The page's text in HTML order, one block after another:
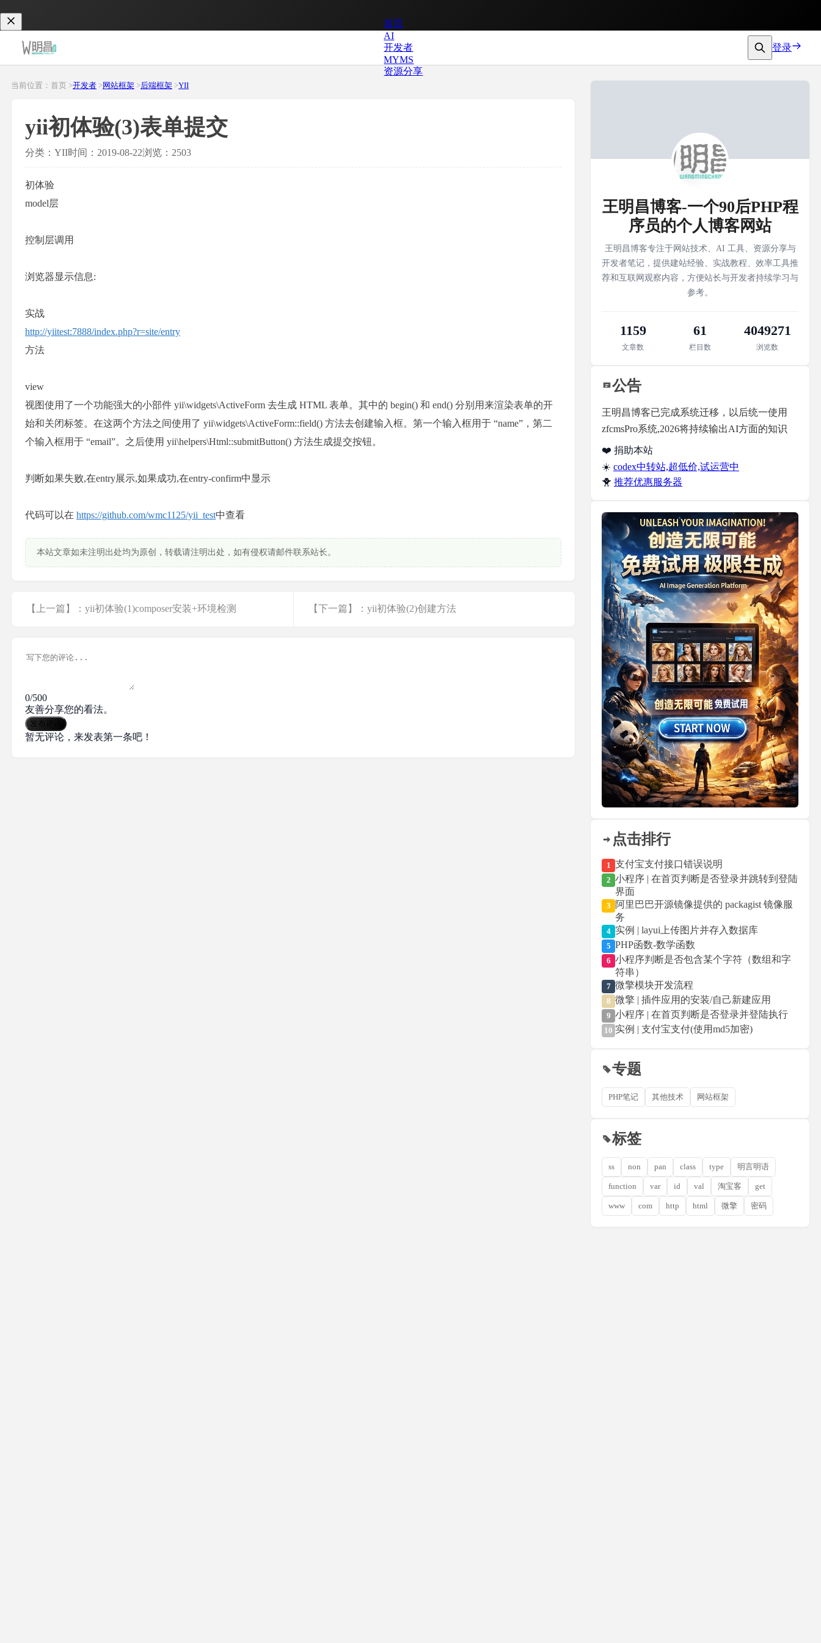
首页
AI
开发者
MYMS
资源分享
登录
当前位置：首页 >开发者 >网站框架 >后端框架 >YII
yii初体验(3)表单提交
分类：YII时间：2019-08-22浏览：2503
初体验
model层
控制层调用
浏览器显示信息:
实战
http://yiitest:7888/index.php?r=site/entry
方法
view
视图使用了一个功能强大的小部件 yii\widgets\ActiveForm 去生成 HTML 表单。其中的 begin() 和 end() 分别用来渲染表单的开
始和关闭标签。在这两个方法之间使用了 yii\widgets\ActiveForm::field() 方法去创建输入框。第一个输入框用于 “name”，第二
个输入框用于 “email”。之后使用 yii\helpers\Html::submitButton() 方法生成提交按钮。
判断如果失败,在entry展示,如果成功,在entry-confirm中显示
代码可以在 https://github.com/wmc1125/yii_test中查看
本站文章如未注明出处均为原创，转载请注明出处，如有侵权请邮件联系站长。
【上一篇】：yii初体验(1)composer安装+环境检测 【下一篇】：yii初体验(2)创建方法
0/500
友善分享您的看法。
发布评论
暂无评论，来发表第一条吧！
王明昌博客-一个90后PHP程
序员的个人博客网站
王明昌博客专注于网站技术、AI 工具、资源分享与
开发者笔记，提供建站经验、实战教程、效率工具推
荐和互联网观察内容，方便站长与开发者持续学习与
参考。
1159
文章数
61
栏目数
4049271
浏览数
公告
王明昌博客已完成系统迁移，以后统一使用
zfcmsPro系统,2026将持续输出AI方面的知识
❤️ 捐助本站
☀️ codex中转站,超低价,试运营中
🐥 推荐优惠服务器
点击排行
1 支付宝支付接口错误说明
2 小程序 | 在首页判断是否登录并跳转到登陆
界面
3
阿里巴巴开源镜像提供的 packagist 镜像服
务
4 实例 | layui上传图片并存入数据库
5 PHP函数-数学函数
6 小程序判断是否包含某个字符（数组和字
符串）
7 微擎模块开发流程
8 微擎 | 插件应用的安装/自己新建应用
9 小程序 | 在首页判断是否登录并登陆执行
10 实例 | 支付宝支付(使用md5加密)
专题
PHP笔记 其他技术 网站框架
标签
ss non pan class type 明言明语
function var id val 淘宝客 get
www com http html 微擎 密码